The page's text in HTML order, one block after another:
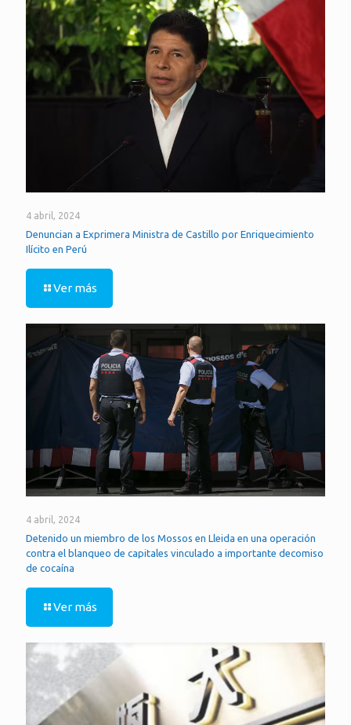
4 abril, 2024
Denuncian a Exprimera Ministra de Castillo por Enriquecimiento
Ilícito en Perú
Ver más
4 abril, 2024
Detenido un miembro de los Mossos en Lleida en una operación
contra el blanqueo de capitales vinculado a importante decomiso
de cocaína
Ver más